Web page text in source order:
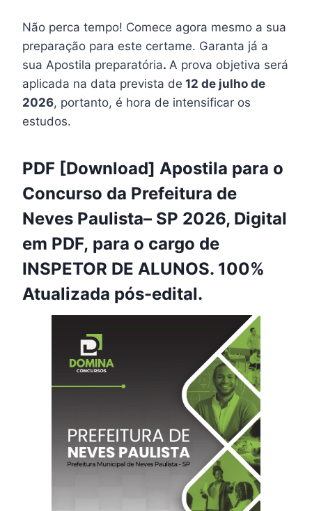
Não perca tempo! Comece agora mesmo a sua
preparação para este certame. Garanta já a
sua Apostila preparatória. A prova objetiva será
aplicada na data prevista de 12 de julho de
2026, portanto, é hora de intensificar os
estudos.
PDF [Download] Apostila para o
Concurso da Prefeitura de
Neves Paulista– SP 2026, Digital
em PDF, para o cargo de
INSPETOR DE ALUNOS. 100%
Atualizada pós-edital.